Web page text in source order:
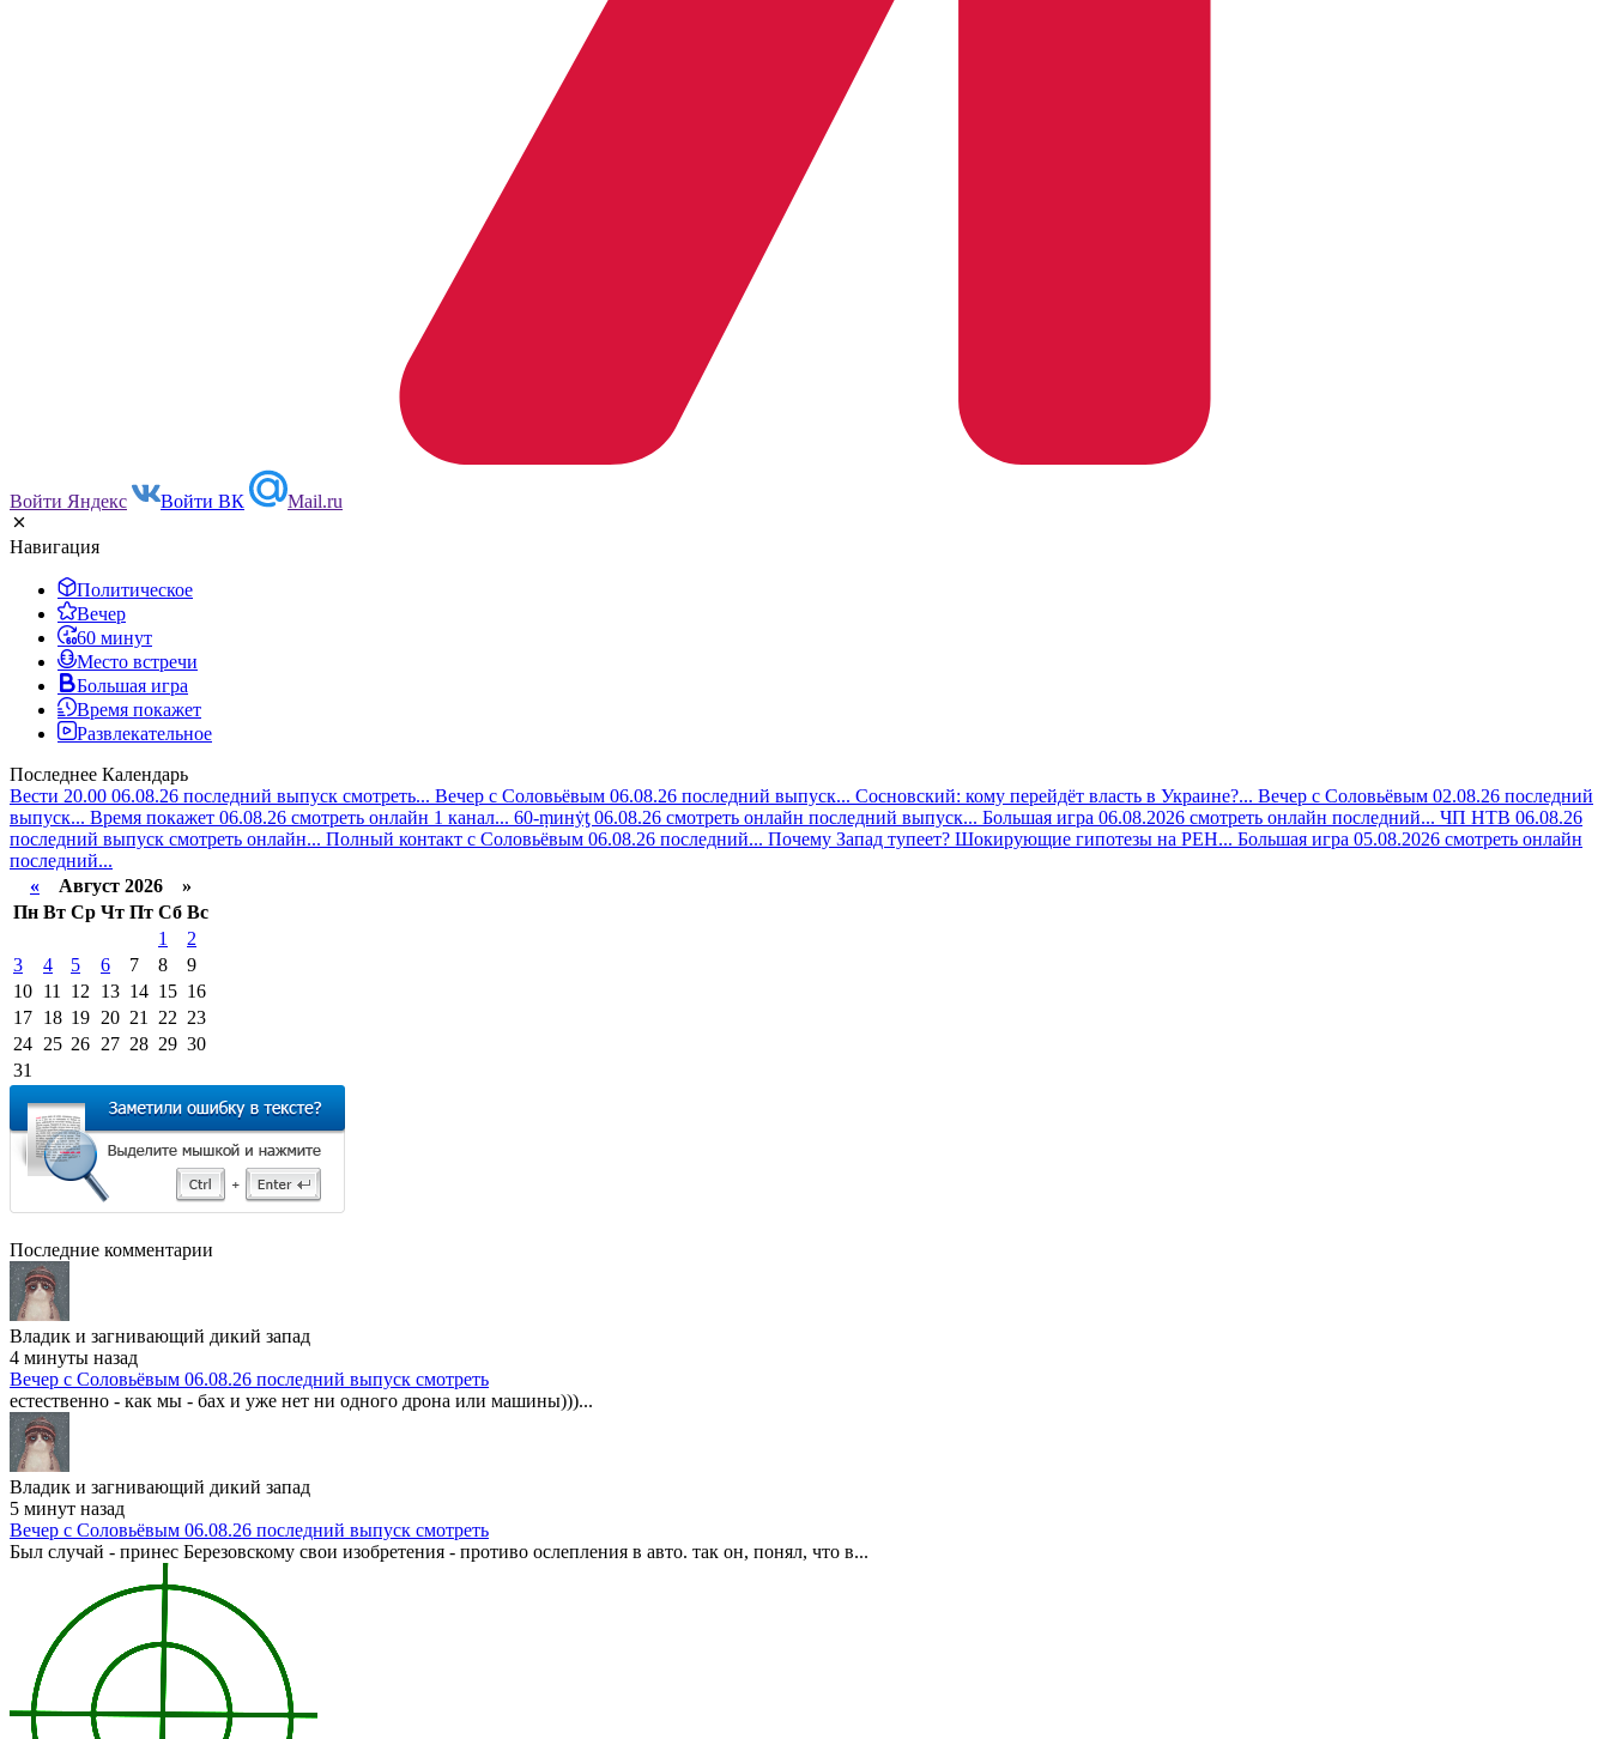
Войти Яндекс Войти ВК Mail.ru
Навигация
Политическое
Вечер
60 минут
Место встречи
Большая игра
Время покажет
Развлекательное
Последнее Календарь
Вести 20.00 06.08.26 последний выпуск смотреть... Вечер с Соловьёвым 06.08.26 последний выпуск... Сосновский: кому перейдёт власть в Украине?... Вечер с Соловьёвым 02.08.26 последний
выпуск... Время покажет 06.08.26 смотреть онлайн 1 канал... 60-ṃинẏƫ 06.08.26 смотреть онлайн последний выпуск... Большая игра 06.08.2026 смотреть онлайн последний... ЧП НТВ 06.08.26
последний выпуск смотреть онлайн... Полный контакт с Соловьёвым 06.08.26 последний... Почему Запад тупеет? Шокирующие гипотезы на РЕН... Большая игра 05.08.2026 смотреть онлайн
последний...
« Август 2026 »
Пн Вт Ср Чт Пт Сб Вс
1
2
3
4 5 6 7 8
9
10 11 12 13 14 15 16
17 18 19 20 21 22 23
24 25 26 27 28 29 30
31
Последние комментарии
Владик и загнивающий дикий запад
4 минуты назад
Вечер с Соловьёвым 06.08.26 последний выпуск смотреть
естественно - как мы - бах и уже нет ни одного дрона или машины)))...
Владик и загнивающий дикий запад
5 минут назад
Вечер с Соловьёвым 06.08.26 последний выпуск смотреть
Был случай - принес Березовскому свои изобретения - противо ослепления в авто. так он, понял, что в...